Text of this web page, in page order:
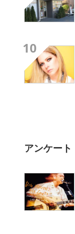
10
アンケート